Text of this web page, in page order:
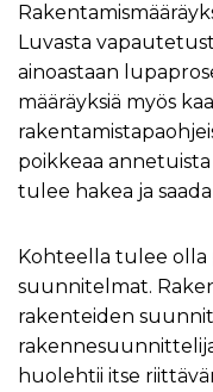
Luvasta
ainoastaan
määräyksiä myös
poikkeaa
tulee hakea ja
Kohteella tulee olla
suunnitelmat.
rakenteiden
huolehtii itse